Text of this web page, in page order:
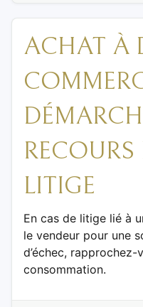
ACHAT À
LITIGE
En cas de litige lié à
le vendeur pour une
d’échec,
consommation.